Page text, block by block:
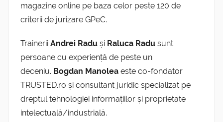
magazine online pe baza celor peste 120 de
criterii de jurizare GPeC.
Trainerii Andrei Radu și Raluca Radu sunt
persoane cu experiență de peste un
deceniu. Bogdan Manolea este co-fondator
TRUSTED.ro și consultant juridic specializat pe
dreptul tehnologiei informațiilor și proprietate
intelectuală/industrială.